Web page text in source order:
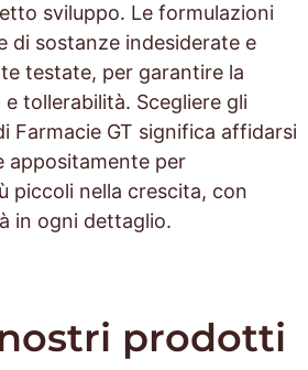
sviluppo. Le formulazioni
di sostanze indesiderate e
testate, per garantire la
e tollerabilità. Scegliere gli
Farmacie GT significa affidarsi
appositamente per
piccoli nella crescita, con
in ogni dettaglio.
prodotti